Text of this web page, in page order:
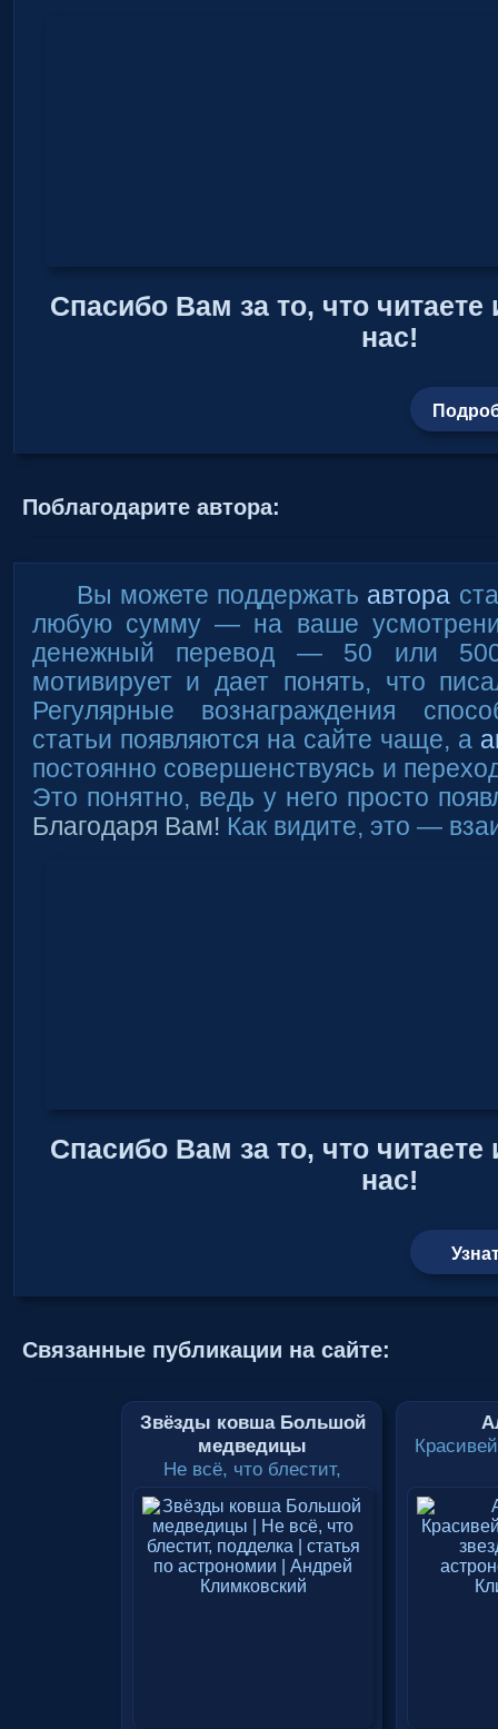
Спасибо Вам за то, что
нас!
Поблагодарите автора:
Вы можете поддержать автора
любую сумму — на ваше
денежный перевод — 50 или
мотивирует и дает понять, что
Регулярные вознаграждения
статьи появляются на сайте чаще, а
постоянно совершенствуясь и
Это понятно, ведь у него просто
Благодаря Вам! Как видите, это —
Спасибо Вам за то, что
нас!
Связанные публикации на сайте:
Звёзды ковша Большой
медведицы
Не всё, что блестит,
подделка